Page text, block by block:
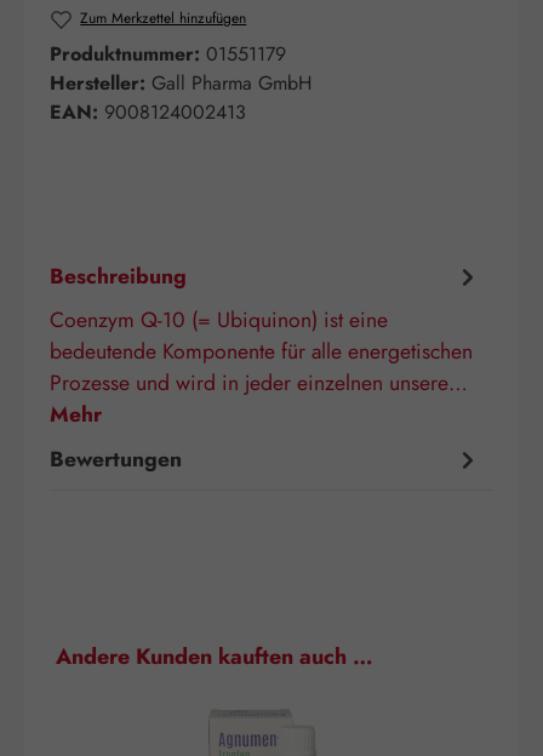
Zum Merkzettel hinzufügen
Produktnummer: 01551179
Hersteller: Gall Pharma GmbH
EAN: 9008124002413
Beschreibung
Coenzym Q-10 (= Ubiquinon) ist eine
bedeutende Komponente für alle energetischen
Prozesse und wird in jeder einzelnen unsere…
Mehr
Bewertungen
Produktgalerie überspringen
Andere Kunden kauften auch …